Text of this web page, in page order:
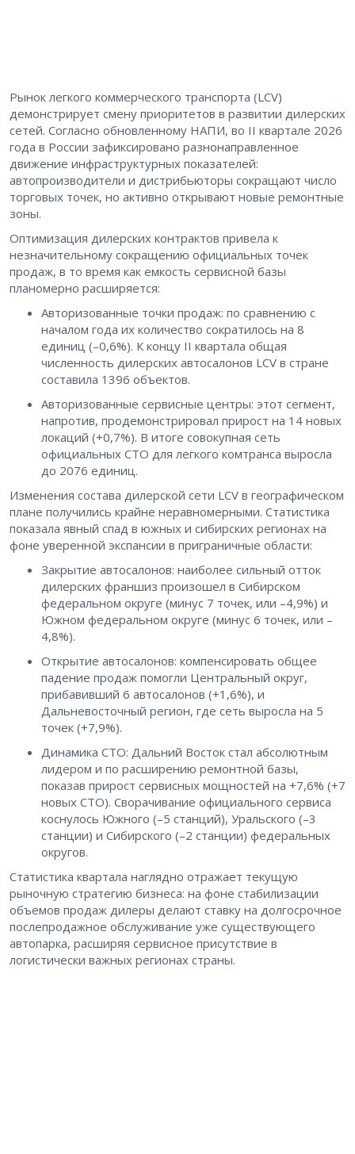
Рынок легкого коммерческого транспорта (LCV)
демонстрирует смену приоритетов в развитии дилерских
сетей. Согласно обновленному НАПИ, во II квартале 2026
года в России зафиксировано разнонаправленное
движение инфраструктурных показателей:
автопроизводители и дистрибьюторы сокращают число
торговых точек, но активно открывают новые ремонтные
зоны.
Оптимизация дилерских контрактов привела к
незначительному сокращению официальных точек
продаж, в то время как емкость сервисной базы
планомерно расширяется:
Авторизованные точки продаж: по сравнению с
началом года их количество сократилось на 8
единиц (–0,6%). К концу II квартала общая
численность дилерских автосалонов LCV в стране
составила 1396 объектов.
Авторизованные сервисные центры: этот сегмент,
напротив, продемонстрировал прирост на 14 новых
локаций (+0,7%). В итоге совокупная сеть
официальных СТО для легкого комтранса выросла
до 2076 единиц.
Изменения состава дилерской сети LCV в географическом
плане получились крайне неравномерными. Статистика
показала явный спад в южных и сибирских регионах на
фоне уверенной экспансии в приграничные области:
Закрытие автосалонов: наиболее сильный отток
дилерских франшиз произошел в Сибирском
федеральном округе (минус 7 точек, или –4,9%) и
Южном федеральном округе (минус 6 точек, или –
4,8%).
Открытие автосалонов: компенсировать общее
падение продаж помогли Центральный округ,
прибавивший 6 автосалонов (+1,6%), и
Дальневосточный регион, где сеть выросла на 5
точек (+7,9%).
Динамика СТО: Дальний Восток стал абсолютным
лидером и по расширению ремонтной базы,
показав прирост сервисных мощностей на +7,6% (+7
новых СТО). Сворачивание официального сервиса
коснулось Южного (–5 станций), Уральского (–3
станции) и Сибирского (–2 станции) федеральных
округов.
Статистика квартала наглядно отражает текущую
рыночную стратегию бизнеса: на фоне стабилизации
объемов продаж дилеры делают ставку на долгосрочное
послепродажное обслуживание уже существующего
автопарка, расширяя сервисное присутствие в
логистически важных регионах страны.